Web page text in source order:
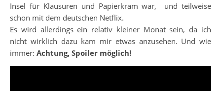
Insel für Klausuren und Papierkram war, und teilweise
schon mit dem deutschen Netflix.
Es wird allerdings ein relativ kleiner Monat sein, da ich
nicht wirklich dazu kam mir etwas anzusehen. Und wie
immer: Achtung, Spoiler möglich!